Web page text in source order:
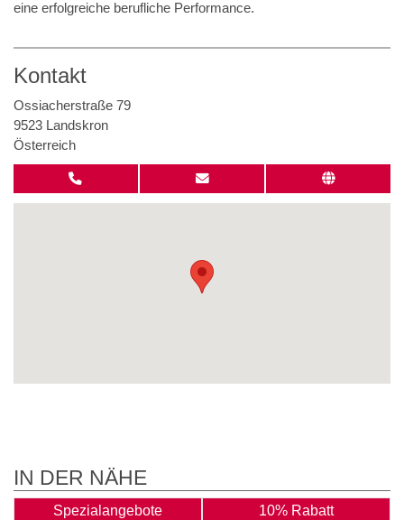
eine erfolgreiche berufliche Performance.
Kontakt
Ossiacherstraße 79
9523 Landskron
Österreich
IN DER NÄHE
Spezialangebote 10% Rabatt